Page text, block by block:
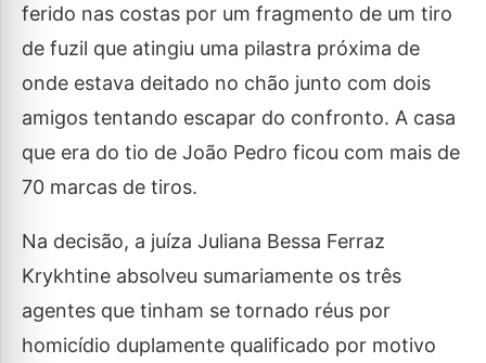
ferido nas costas por um fragmento de um tiro
de fuzil que atingiu uma pilastra próxima de
onde estava deitado no chão junto com dois
amigos tentando escapar do confronto. A casa
que era do tio de João Pedro ficou com mais de
70 marcas de tiros.
Na decisão, a juíza Juliana Bessa Ferraz
Krykhtine absolveu sumariamente os três
agentes que tinham se tornado réus por
homicídio duplamente qualificado por motivo